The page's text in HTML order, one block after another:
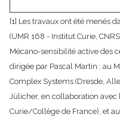
[1] Les travaux ont été menés
(UMR 168 - Institut Curie,
Mécano-sensibilité active des
dirigée par Pascal Martin ; au
Complex Systems (Dresde,
Jülicher, en collaboration avec
Curie/Collège de France), et